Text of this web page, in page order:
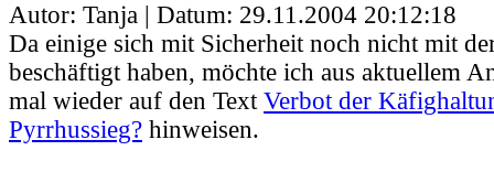
Autor: Tanja | Datum: 29.11.2004 20:12:18
Da einige sich mit Sicherheit noch nicht mit
beschäftigt haben, möchte ich aus aktuellem
mal wieder auf den Text Verbot der
Pyrrhussieg? hinweisen.